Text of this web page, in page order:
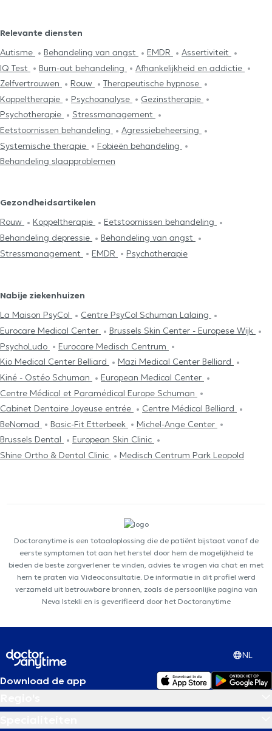
Relevante diensten
Autisme
Behandeling van angst EMDR
Assertiviteit
IQ Test
Burn-out behandeling
Afhankelijkheid en addictie
Zelfvertrouwen
Rouw
Therapeutische hypnose
Koppeltherapie
Psychoanalyse
Gezinstherapie
Psychotherapie
Stressmanagement
Eetstoornissen behandeling
Agressiebeheersing
Systemische therapie
Fobieën behandeling
Behandeling slaapproblemen
Gezondheidsartikelen
Rouw
Koppeltherapie
Eetstoornissen behandeling
Behandeling depressie
Behandeling van angst
Stressmanagement
EMDR Psychotherapie
Nabije ziekenhuizen
La Maison PsyCol
Centre PsyCol Schuman Lalaing
Eurocare Medical Center
Brussels Skin Center - Europese Wijk
PsychoLudo
Eurocare Medisch Centrum
Kio Medical Center Belliard
Mazi Medical Center Belliard
Kiné - Ostéo Schuman
European Medical Center
Centre Médical et Paramédical Europe Schuman
Cabinet Dentaire Joyeuse entrée
Centre Médical Belliard
BeNomad
Basic-Fit Etterbeek
Michel-Ange Center
Brussels Dental
European Skin Clinic
Shine Ortho & Dental Clinic
Medisch Centrum Park Leopold
Doctoranytime is een totaaloplossing die de patiënt bijstaat vanaf de
eerste symptomen tot aan het herstel door hem de mogelijkheid te
bieden de beste zorgverlener te vinden, advies te vragen via chat en met
hem te praten via Videoconsultatie. De informatie in dit profiel werd
verzameld uit betrouwbare bronnen, zoals de persoonlijke pagina van
Neva Istekli en is geverifieerd door het Doctoranytime
NL
Download de app